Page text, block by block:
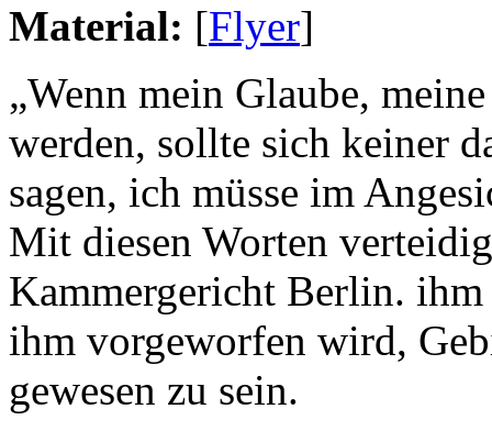
Material: [Flyer]
„Wenn mein Glaube,
werden, sollte sich keiner
sagen, ich müsse im
Mit diesen Worten
Kammergericht Berlin. ihm
ihm vorgeworfen wird,
gewesen zu sein.